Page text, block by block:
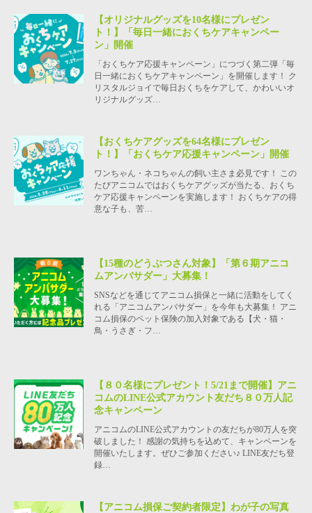
【オリジナルグッズを10名様にプレゼン
ト！】「毎日一緒におくちケアキャンペー
ン」開催
「おくちケア応援キャンペーン」につづく第二弾「毎
日一緒におくちケアキャンペーン」を開催します！ ク
リスタルジョイで毎日おくちをケアして、かわいいオ
リジナルグッズ…
【おくちケアグッズを64名様にプレゼン
ト！】「おくちケア応援キャンペーン」開催
ワンちゃん・ネコちゃんの飼い主さま必見です！ この
たびアニコムではおくちケアグッズが当たる、おくち
ケア応援キャンペーンを実施します！ おくちケアの得
意な子も、苦…
【15種のどうぶつさん対象】「第６期アニコ
ムアンバサダー」大募集！
SNSなどを通じてアニコム損保と一緒に活動をしてく
れる「アニコムアンバサダー」を今年も大募集！ アニ
コム損保のペット保険の加入対象である【犬・猫・
鳥・うさぎ・フ…
【８０名様にプレゼント！5/21まで開催】アニ
コムのLINE公式アカウント友だち８０万人記
念キャンペーン
アニコムのLINE公式アカウントの友だちが80万人を突
破しました！ 感謝の気持ちを込めて、キャンペーンを
開催いたします。ぜひご参加ください♪ LINE友だち登
録…
【アニコム損保ご契約者限定】わが子の写真